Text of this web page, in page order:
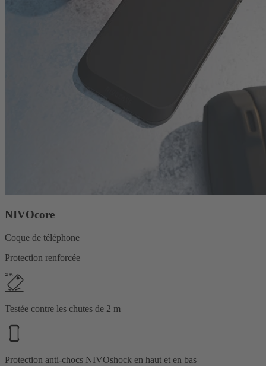
NIVOcore
Coque de téléphone
Protection renforcée
Testée contre les chutes de 2 m
Protection anti-chocs NIVOshock en haut et en bas